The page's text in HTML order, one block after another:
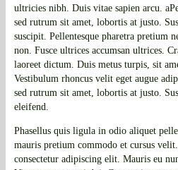
ultricies nibh. Duis vitae sapien arcu.
sed rutrum sit amet, lobortis at justo.
suscipit. Pellentesque pharetra pretium
non. Fusce ultrices accumsan ultrices.
laoreet dictum. Duis metus turpis, sit
Vestibulum rhoncus velit eget augue
sed rutrum sit amet, lobortis at justo.
eleifend.
Phasellus quis ligula in odio aliquet
mauris pretium commodo et cursus
consectetur adipiscing elit. Mauris eu